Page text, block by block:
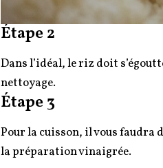
Étape 2
Dans l’idéal, le riz doit
nettoyage.
Étape 3
Pour la cuisson, il vous faudra
la préparation vinaigrée.